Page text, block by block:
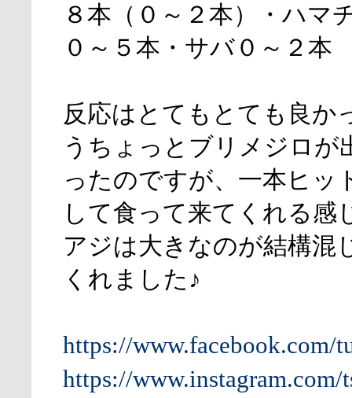
８本（０～２本）・ハマ
０～５本・サバ０～２本
反応はとてもとても良か
うちょっとブリメジロが
ったのですが、一本ヒッ
して食って来てくれる感
アジは大きなのが結構混
くれました♪
https://www.facebook.com/
https://www.instagram.com/